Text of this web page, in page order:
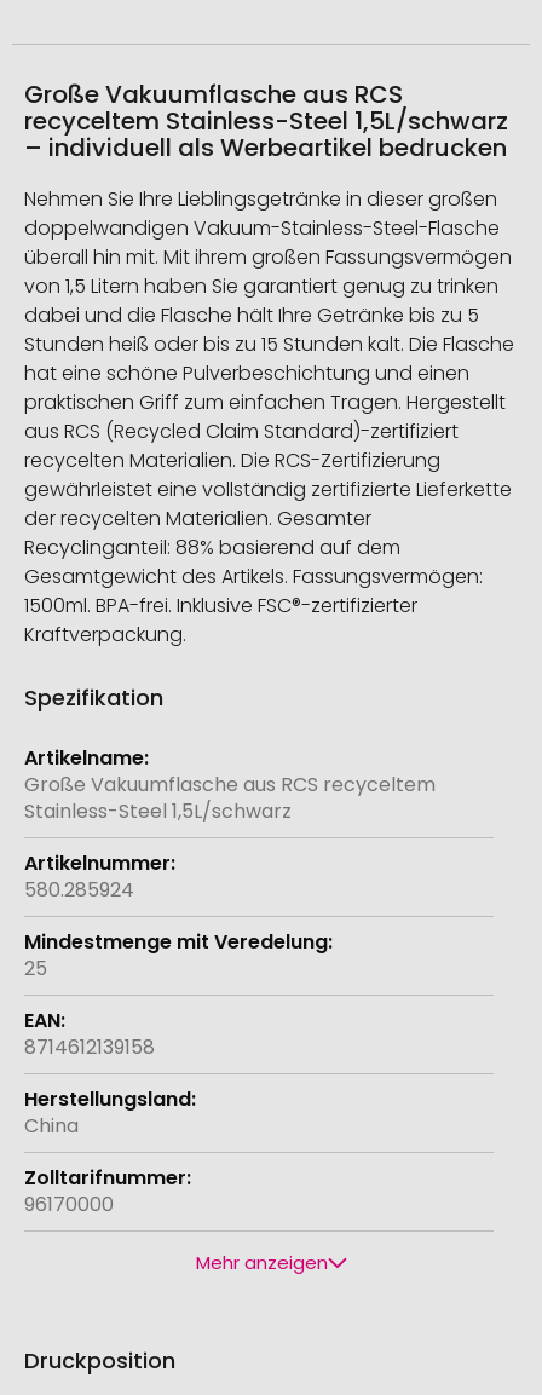
Große Vakuumflasche aus RCS
recyceltem Stainless-Steel 1,5L/schwarz
– individuell als Werbeartikel bedrucken
Nehmen Sie Ihre Lieblingsgetränke in dieser großen
doppelwandigen Vakuum-Stainless-Steel-Flasche
überall hin mit. Mit ihrem großen Fassungsvermögen
von 1,5 Litern haben Sie garantiert genug zu trinken
dabei und die Flasche hält Ihre Getränke bis zu 5
Stunden heiß oder bis zu 15 Stunden kalt. Die Flasche
hat eine schöne Pulverbeschichtung und einen
praktischen Griff zum einfachen Tragen. Hergestellt
aus RCS (Recycled Claim Standard)-zertifiziert
recycelten Materialien. Die RCS-Zertifizierung
gewährleistet eine vollständig zertifizierte Lieferkette
der recycelten Materialien. Gesamter
Recyclinganteil: 88% basierend auf dem
Gesamtgewicht des Artikels. Fassungsvermögen:
1500ml. BPA-frei. Inklusive FSC®-zertifizierter
Kraftverpackung.
Spezifikation
Weitere
Informationen
Große Vakuumflasche aus RCS recyceltem
Stainless-Steel 1,5L/schwarz
580.285924
25
8714612139158
China
96170000
Mehr anzeigen
Druckposition